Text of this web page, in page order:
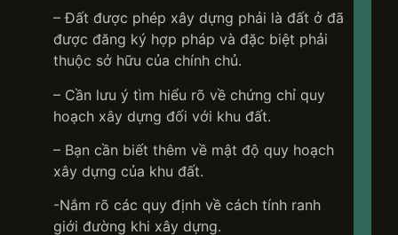
– Đất được phép xây dựng phải là đất ở đã
được đăng ký hợp pháp và đặc biệt phải
thuộc sở hữu của chính chủ.
– Cần lưu ý tìm hiểu rõ về chứng chỉ quy
hoạch xây dựng đối với khu đất.
– Bạn cần biết thêm về mật độ quy hoạch
xây dựng của khu đất.
-Nắm rõ các quy định về cách tính ranh
giới đường khi xây dựng.